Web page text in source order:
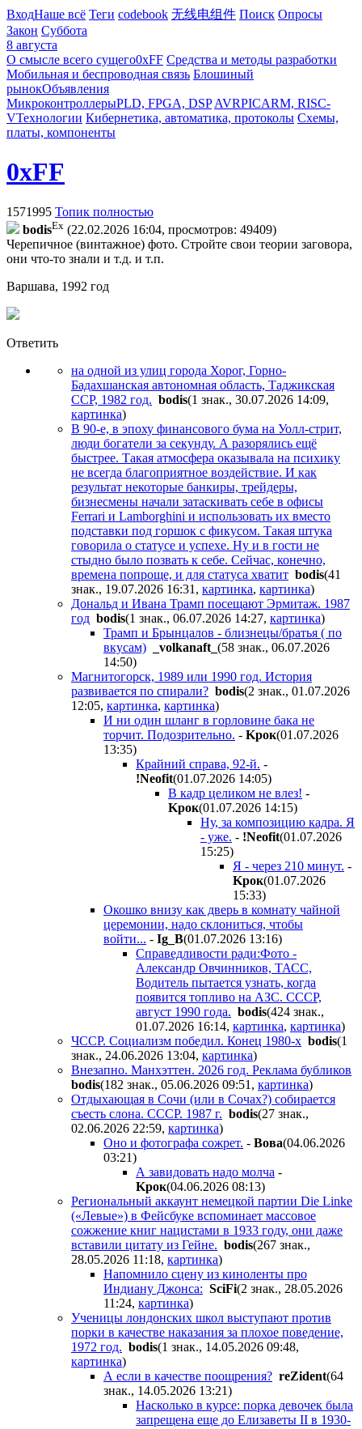
ВходНаше всё Теги codebook 无线电组件 Поиск Опросы
Закон Суббота
8 августа
О смысле всего сущего0xFF Средства и методы разработки
Мобильная и беспроводная связь Блошиный
рынокОбъявления
МикроконтроллерыPLD, FPGA, DSP AVRPICARM, RISC-
VТехнологии Кибернетика, автоматика, протоколы Схемы,
платы, компоненты
0xFF
1571995 Топик полностью
bodisEx (22.02.2026 16:04, просмотров: 49409)
Черепичное (винтажное) фото. Стройте свои теории заговора,
они что-то знали и т.д. и т.п.
Варшава, 1992 год
Ответить
на одной из улиц города Хорог, Горно-
Бадахшанская автономная область, Таджикская
ССР, 1982 год. bodis(1 знак., 30.07.2026 14:09,
картинка)
В 90-е, в эпоху финансового бума на Уолл-стрит,
люди богатели за секунду. А разорялись ещё
быстрее. Такая атмосфера оказывала на психику
не всегда благоприятное воздействие. И как
результат некоторые банкиры, трейдеры,
бизнесмены начали затаскивать себе в офисы
Ferrari и Lamborghini и использовать их вместо
подставки под горшок с фикусом. Такая штука
говорила о статусе и успехе. Ну и в гости не
стыдно было позвать к себе. Сейчас, конечно,
времена попроще, и для статуса хватит bodis(41
знак., 19.07.2026 16:31 , картинка, картинка)
Дональд и Ивана Трамп посещают Эрмитаж. 1987
год bodis(1 знак., 06.07.2026 14:27, картинка)
Трамп и Брынцалов - близнецы/братья ( по
вкусам)
_volkanaft_ (58 знак., 06.07.2026
14:50)
Магнитогорск, 1989 или 1990 год. История
развивается по спирали? bodis(2 знак., 01.07.2026
12:05, картинка, картинка)
И ни один шланг в горловине бака не
торчит. Подозрительно. - Kpoк(01.07.2026
13:35)
Крайний справа, 92-й. -
!Neofit(01.07.2026 14:05)
В кадр целиком не влез! -
Kpoк(01.07.2026 14:15)
Ну, за композицию кадра. Я
- уже. - !Neofit(01.07.2026
15:25)
Я - через 210 минут. -
Kpoк(01.07.2026
15:33)
Окошко внизу как дверь в комнату чайной
церемонии, надо склониться, чтобы
войти... - Ig_B(01.07.2026 13:16)
Справедливости ради:Фото -
Александр Овчинников, ТАСС,
Водитель пытается узнать, когда
появится топливо на АЗС. СССР,
август 1990 года. bodis(424 знак.,
01.07.2026 16:14, картинка, картинка)
ЧССР. Социализм победил. Конец 1980-х bodis(1
знак., 24.06.2026 13:04, картинка)
Внезапно. Манхэттен. 2026 год. Реклама бубликов
bodis(182 знак., 05.06.2026 09:51 , картинка)
Отдыхающая в Сочи (или в Сочах?) собирается
съесть слона. СССР. 1987 г. bodis(27 знак.,
02.06.2026 22:59, картинка)
Оно и фотографа сожрет. - Boвa(04.06.2026
03:21)
А завидовать надо молча -
Kpoк(04.06.2026 08:13)
Региональный аккаунт немецкой партии Die Linke
(«Левые») в Фейсбуке вспоминает массовое
сожжение книг нацистами в 1933 году, они даже
вставили цитату из Гейне. bodis(267 знак.,
28.05.2026 11:18, картинка)
Напомнило сцену из киноленты про
Индиану Джонса: SciFi(2 знак., 28.05.2026
11:24, картинка)
Ученицы лондонских школ выступают против
порки в качестве наказания за плохое поведение,
1972 год. bodis(1 знак., 14.05.2026 09:48,
картинка)
А если в качестве поощрения? reZident(64
знак., 14.05.2026 13:21)
Насколько в курсе: порка девочек была
запрещена еще до Елизаветы II в 1930-